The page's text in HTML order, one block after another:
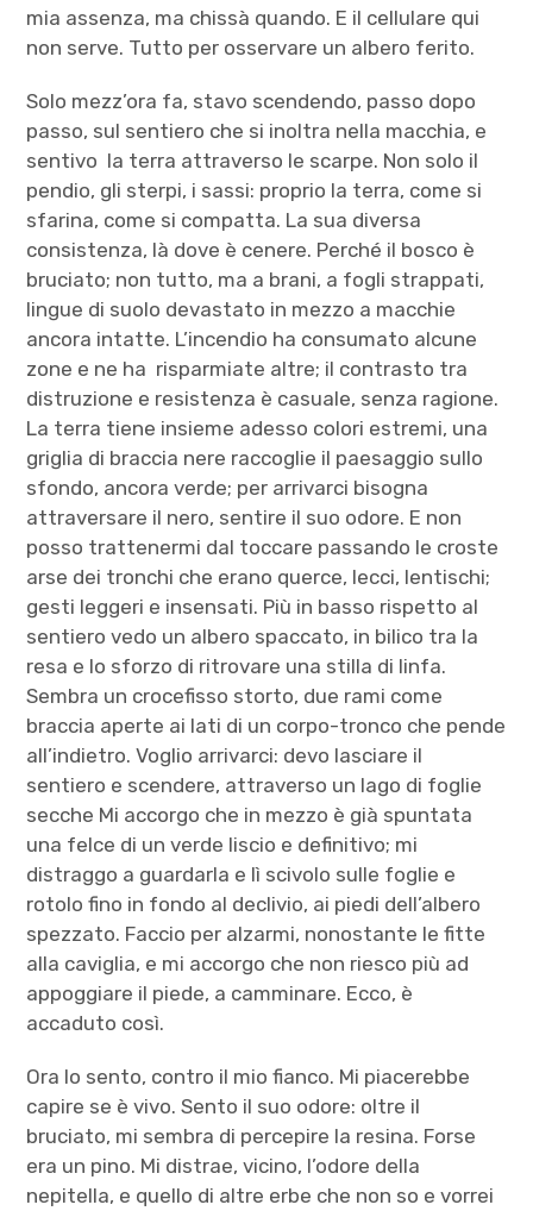
mia assenza, ma chissà quando. E il cellulare qui
non serve. Tutto per osservare un albero ferito.
Solo mezz’ora fa, stavo scendendo, passo dopo
passo, sul sentiero che si inoltra nella macchia, e
sentivo la terra attraverso le scarpe. Non solo il
pendio, gli sterpi, i sassi: proprio la terra, come si
sfarina, come si compatta. La sua diversa
consistenza, là dove è cenere. Perché il bosco è
bruciato; non tutto, ma a brani, a fogli strappati,
lingue di suolo devastato in mezzo a macchie
ancora intatte. L’incendio ha consumato alcune
zone e ne ha risparmiate altre; il contrasto tra
distruzione e resistenza è casuale, senza ragione.
La terra tiene insieme adesso colori estremi, una
griglia di braccia nere raccoglie il paesaggio sullo
sfondo, ancora verde; per arrivarci bisogna
attraversare il nero, sentire il suo odore. E non
posso trattenermi dal toccare passando le croste
arse dei tronchi che erano querce, lecci, lentischi;
gesti leggeri e insensati. Più in basso rispetto al
sentiero vedo un albero spaccato, in bilico tra la
resa e lo sforzo di ritrovare una stilla di linfa.
Sembra un crocefisso storto, due rami come
braccia aperte ai lati di un corpo-tronco che pende
all’indietro. Voglio arrivarci: devo lasciare il
sentiero e scendere, attraverso un lago di foglie
secche Mi accorgo che in mezzo è già spuntata
una felce di un verde liscio e definitivo; mi
distraggo a guardarla e lì scivolo sulle foglie e
rotolo fino in fondo al declivio, ai piedi dell’albero
spezzato. Faccio per alzarmi, nonostante le fitte
alla caviglia, e mi accorgo che non riesco più ad
appoggiare il piede, a camminare. Ecco, è
accaduto così.
Ora lo sento, contro il mio fianco. Mi piacerebbe
capire se è vivo. Sento il suo odore: oltre il
bruciato, mi sembra di percepire la resina. Forse
era un pino. Mi distrae, vicino, l’odore della
nepitella, e quello di altre erbe che non so e vorrei